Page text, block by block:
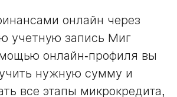
онлайн через
учетную запись Миг
онлайн-профиля вы
нужную сумму и
все этапы микрокредита,